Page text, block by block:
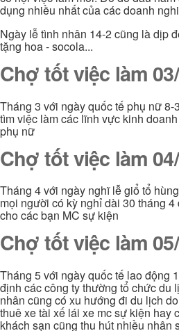
dụng nhiều nhất của các doanh
Ngày lễ tình nhân 14-2 cũng là dịp
tặng hoa - socola...
Chợ tốt việc làm
Tháng 3 với ngày quốc tế phụ nữ
tìm việc làm các lĩnh vực kinh
phụ nữ
Chợ tốt việc làm
Tháng 4 với ngày nghĩ lễ giổ tổ
mọi người có kỳ nghỉ dài 30 tháng
cho các bạn MC sự kiện
Chợ tốt việc làm
Tháng 5 với ngày quốc tế lao động
định các công ty thường tổ chức du
nhân cũng có xu hướng đi du lịch
thuê xe tài xế lái xe mc sự kiện hay
khách sạn cũng thu hút nhiều nhân